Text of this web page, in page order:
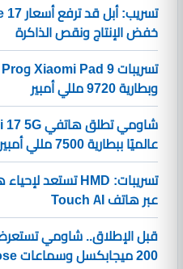
خفض الإنتاج ونقص الذاكرة
وبطارية 9720 مللي أمبير
عالميًا ببطارية 7500 مللي أمبير
عبر هاتف Touch AI
قبل الإطلاق.. شاومي تستعرض
200 ميجابكسل وسماعات Bose